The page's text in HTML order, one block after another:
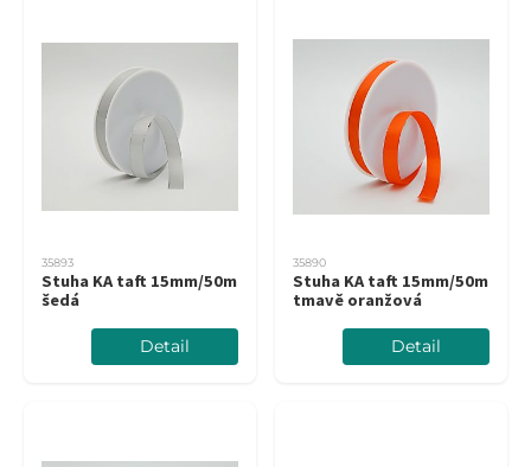
35893
Stuha KA taft 15mm/50m
šedá
Detail
35890
Stuha KA taft 15mm/50m
tmavě oranžová
Detail